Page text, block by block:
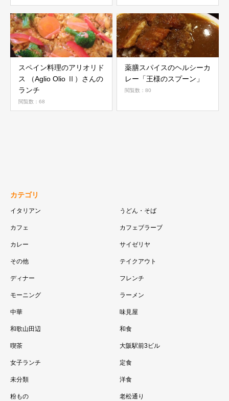
スペイン料理のアリオリド
ス （Aglio Olio Ⅱ）さんの
ランチ
閲覧数：68
薬膳スパイスのヘルシーカ
レー「王様のスプーン」
閲覧数：80
カテゴリ
イタリアン うどん・そば
カフェ カフェブラーブ
カレー サイゼリヤ
その他 テイクアウト
ディナー フレンチ
モーニング ラーメン
中華 味見屋
和歌山田辺 和食
喫茶 大阪駅前3ビル
女子ランチ 定食
未分類 洋食
粉もの 老松通り